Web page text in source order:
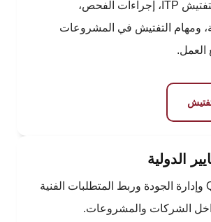
خطة الاختبار والتفتيش ITP، إجراءات الفحص،
ومهام التفتيش في المشروعات
العمل.
الدولية
شرح ISO وQMS وإدارة الجودة وربط المتطلبات الفنية
داخل الشركات والمشروعات.